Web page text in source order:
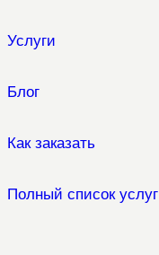
Услуги
Блог
Как заказать
Полный список услуг